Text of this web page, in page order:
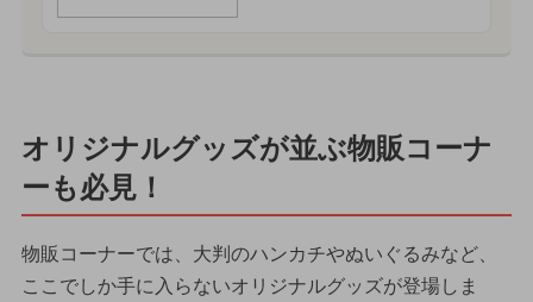
オリジナルグッズが並ぶ物販コーナ
ーも必見！
物販コーナーでは、大判のハンカチやぬいぐるみなど、
ここでしか手に入らないオリジナルグッズが登場しま